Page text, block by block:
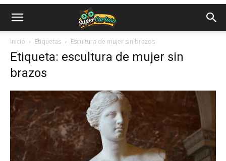
Inicio Etiquetas Escultura de mujer sin brazos
Etiqueta: escultura de mujer sin
brazos